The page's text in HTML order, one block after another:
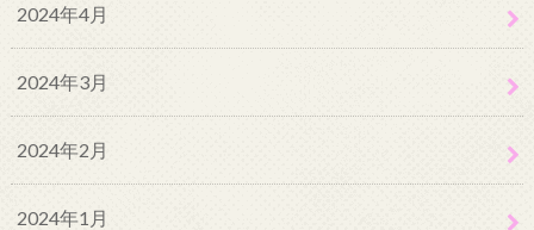
2024年4月
2024年3月
2024年2月
2024年1月